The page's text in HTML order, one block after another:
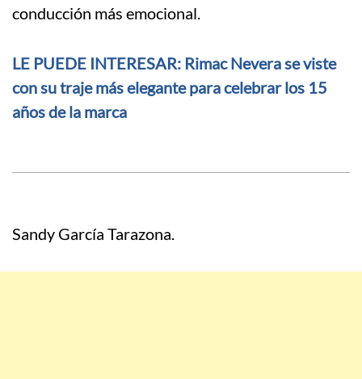
conducción más emocional.
LE PUEDE INTERESAR: Rimac Nevera se viste
con su traje más elegante para celebrar los 15
años de la marca
Sandy García Tarazona.